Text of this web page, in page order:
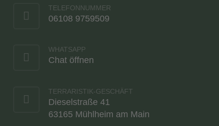
TELEFONNUMMER
06108 9759509
WHATSAPP
Chat öffnen
TERRARISTIK-GESCHÄFT
Dieselstraße 41
63165 Mühlheim am Main